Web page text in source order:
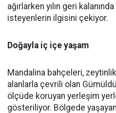
ağırlarken yılın geri
isteyenlerin ilgisini çekiyor.
Doğayla iç içe yaşam
Mandalina bahçeleri,
alanlarla çevrili olan
ölçüde koruyan yerleşim
gösteriliyor. Bölgede